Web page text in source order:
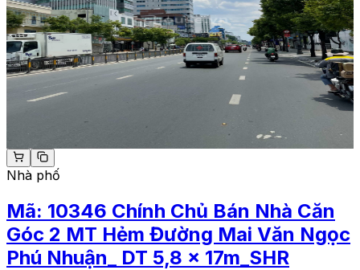
Nhà phố
Mã: 10346 Chính Chủ Bán Nhà Căn
Góc 2 MT Hẻm Đường Mai Văn Ngọc
Phú Nhuận_ DT 5,8 x 17m_SHR